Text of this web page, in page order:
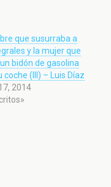
que susurraba a
y la mujer que
bidón de gasolina
coche (III) – Luis Díaz
2014